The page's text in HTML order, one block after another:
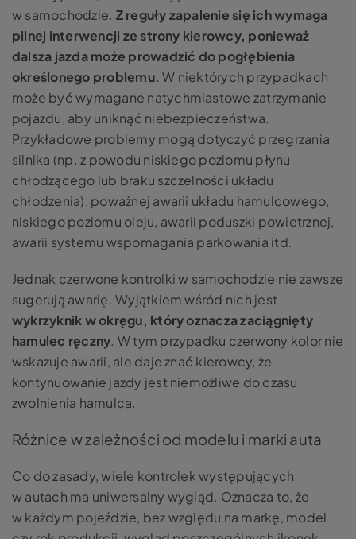
w samochodzie. Z reguły zapalenie się ich wymaga
pilnej interwencji ze strony kierowcy, ponieważ
dalsza jazda może prowadzić do pogłębienia
określonego problemu.W niektórych przypadkach
może być wymagane natychmiastowe zatrzymanie
pojazdu, aby uniknąć niebezpieczeństwa.
Przykładowe problemy mogą dotyczyć przegrzania
silnika (np. z powodu niskiego poziomu płynu
chłodzącego lub braku szczelności układu
chłodzenia), poważnej awarii układu hamulcowego,
niskiego poziomu oleju, awarii poduszki powietrznej,
awarii systemu wspomagania parkowania itd.
Jednak czerwone kontrolki w samochodzie nie zawsze
sugerują awarię. Wyjątkiem wśród nich jest
wykrzyknik w okręgu, który oznacza zaciągnięty
hamulec ręczny. W tym przypadku czerwony kolor nie
wskazuje awarii, ale daje znać kierowcy, że
kontynuowanie jazdy jest niemożliwe do czasu
zwolnienia hamulca.
Różnice w zależności od modelu i marki auta
Co do zasady, wiele kontrolek występujących
w autach ma uniwersalny wygląd. Oznacza to, że
w każdym pojeździe, bez względu na markę, model